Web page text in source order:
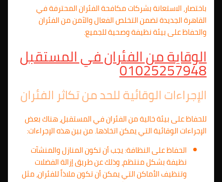
باختصار، الاستعانة بشركات مكافحة الفئران المحترفة في
القاهرة الجديدة تضمن التخلص الفعال والآمن من الفئران
والحفاظ على بيئة نظيفة وصحية للجميع.
الوقاية من الفئران في المستقبل
01025257948
الإجراءات الوقائية للحد من تكاثر الفئران
للحفاظ على بيئة خالية من الفئران في المستقبل، هناك بعض
الإجراءات الوقائية التي يمكن اتخاذها. من بين هذه الإجراءات:
الحفاظ على النظافة: يجب أن تكون المنازل والمنشآت
نظيفة بشكل منتظم، وذلك عن طريق إزالة الفضلات
وتنظيف الأماكن التي يمكن أن تكون ملاذاً للفئران، مثل